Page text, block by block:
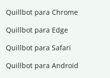
Quillbot para Chrome
Quillbot para Edge
Quillbot para Safari
Quillbot para Android